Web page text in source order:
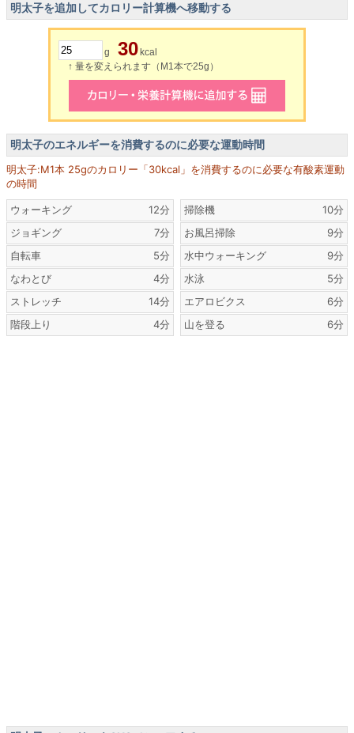
明太子を追加してカロリー計算機へ移動する
g 30 kcal
↑ 量を変えられます（M1本で25g）
明太子のエネルギーを消費するのに必要な運動時間
明太子:M1本 25gのカロリー「30kcal」を消費するのに必要な有酸素運動
の時間
ウォーキング
12分
ジョギング
7分
自転車
5分
なわとび
4分
ストレッチ
14分
階段上り
4分
掃除機
10分
お風呂掃除
9分
水中ウォーキング
9分
水泳
5分
エアロビクス
6分
山を登る
6分